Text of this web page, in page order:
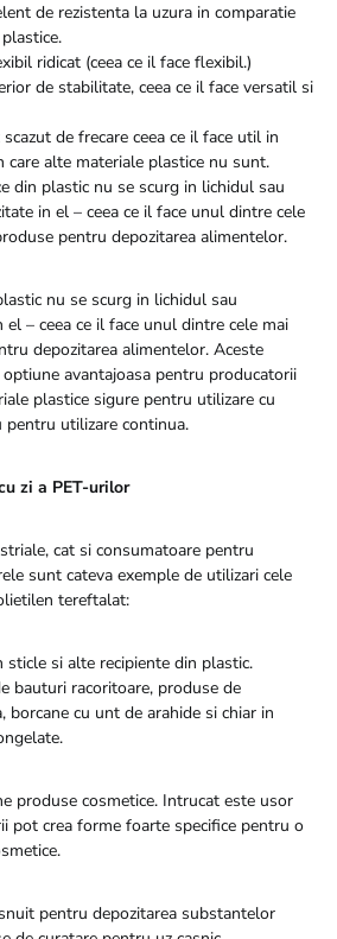
de rezistenta la uzura in comparatie
ridicat (ceea ce il face flexibil.)
de stabilitate, ceea ce il face versatil si
de frecare ceea ce il face util in
care alte materiale plastice nu sunt.
din plastic nu se scurg in lichidul sau
in el – ceea ce il face unul dintre cele
pentru depozitarea alimentelor.
nu se scurg in lichidul sau
– ceea ce il face unul dintre cele mai
depozitarea alimentelor. Aceste
avantajoasa pentru producatorii
plastice sigure pentru utilizare cu
pentru utilizare continua.
zi a PET-urilor
cat si consumatoare pentru
sunt cateva exemple de utilizari cele
tereftalat:
si alte recipiente din plastic.
bauturi racoritoare, produse de
borcane cu unt de arahide si chiar in
produse cosmetice. Intrucat este usor
pot crea forme foarte specifice pentru o
pentru depozitarea substantelor